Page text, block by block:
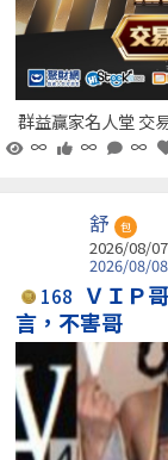
群益贏家名人堂 交
∞
∞ ∞
舒 包
2026/08/
2026/08/08
168
ＶＩＰ
言，不害哥